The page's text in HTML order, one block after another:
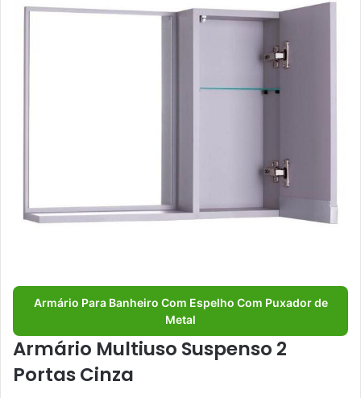
Armário Para Banheiro Com Espelho Com Puxador de
Metal
Armário Multiuso Suspenso 2
Portas Cinza